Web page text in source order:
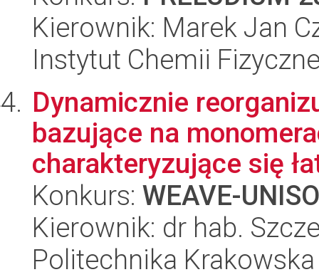
Kierownik: Marek Jan
Instytut Chemii
Dynamicznie
bazujące na
charakteryzujące się
Konkurs: WEAVE-
Kierownik: dr hab.
Politechnika